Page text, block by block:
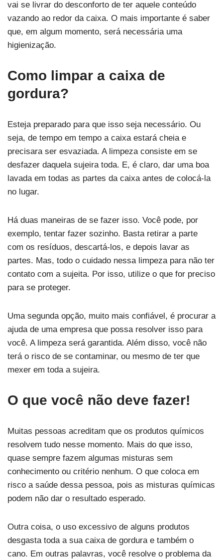
vai se livrar do desconforto de ter aquele conteúdo
vazando ao redor da caixa. O mais importante é saber
que, em algum momento, será necessária uma
higienização.
Como limpar a caixa de
gordura?
Esteja preparado para que isso seja necessário. Ou
seja, de tempo em tempo a caixa estará cheia e
precisara ser esvaziada. A limpeza consiste em se
desfazer daquela sujeira toda. E, é claro, dar uma boa
lavada em todas as partes da caixa antes de colocá-la
no lugar.
Há duas maneiras de se fazer isso. Você pode, por
exemplo, tentar fazer sozinho. Basta retirar a parte
com os resíduos, descartá-los, e depois lavar as
partes. Mas, todo o cuidado nessa limpeza para não ter
contato com a sujeita. Por isso, utilize o que for preciso
para se proteger.
Uma segunda opção, muito mais confiável, é procurar a
ajuda de uma empresa que possa resolver isso para
você. A limpeza será garantida. Além disso, você não
terá o risco de se contaminar, ou mesmo de ter que
mexer em toda a sujeira.
O que você não deve fazer!
Muitas pessoas acreditam que os produtos químicos
resolvem tudo nesse momento. Mais do que isso,
quase sempre fazem algumas misturas sem
conhecimento ou critério nenhum. O que coloca em
risco a saúde dessa pessoa, pois as misturas químicas
podem não dar o resultado esperado.
Outra coisa, o uso excessivo de alguns produtos
desgasta toda a sua caixa de gordura e também o
cano. Em outras palavras, você resolve o problema da